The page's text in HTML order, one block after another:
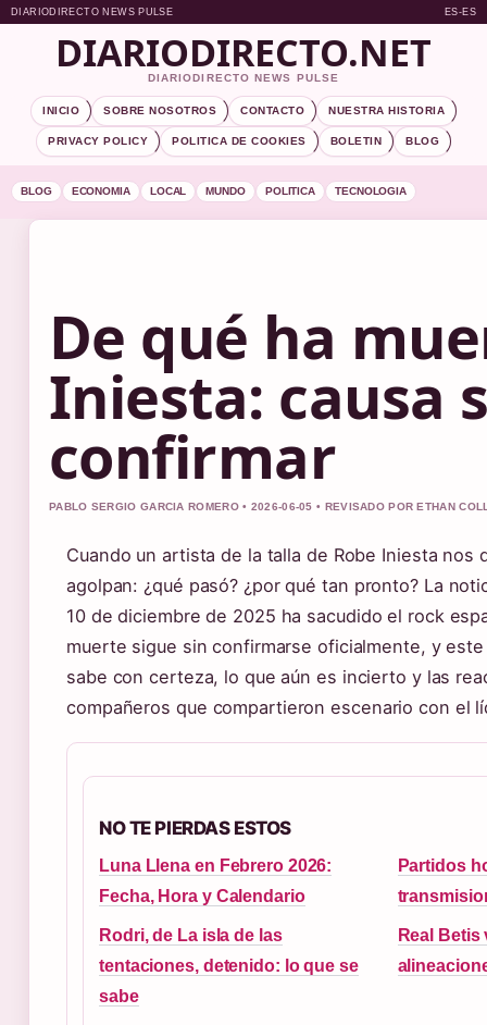
DIARIODIRECTO NEWS PULSE ES-ES
DIARIODIRECTO.NET
DIARIODIRECTO NEWS PULSE
INICIO SOBRE NOSOTROS CONTACTO NUESTRA HISTORIA
PRIVACY POLICY POLITICA DE COOKIES BOLETIN BLOG
BLOG ECONOMIA LOCAL MUNDO POLITICA TECNOLOGIA
De qué ha
Iniesta: causa
confirmar
PABLO SERGIO GARCIA ROMERO • 2026-06-05 • REVISADO POR ETHAN
Cuando un artista de la talla de Robe Iniesta nos
agolpan: ¿qué pasó? ¿por qué tan pronto? La
10 de diciembre de 2025 ha sacudido el rock
muerte sigue sin confirmarse oficialmente, y
sabe con certeza, lo que aún es incierto y las
compañeros que compartieron escenario con el
NO TE PIERDAS ESTOS
Luna Llena en Febrero 2026:
Fecha, Hora y Calendario
Partidos
Rodri, de La isla de las
tentaciones, detenido: lo que se
sabe
Real